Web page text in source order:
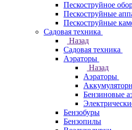
Пескоструйное
Пескоструйные
Пескоструйные
Садовая техника
Назад
Садовая техника
Аэраторы
Назад
Аэраторы
Бензиновые
Бензобуры
Бензопилы